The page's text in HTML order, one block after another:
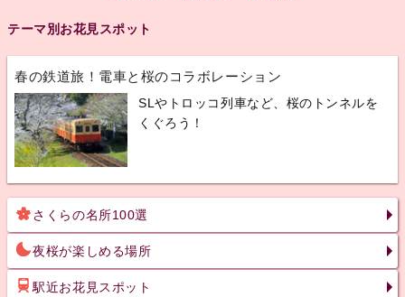
テーマ別お花見スポット
春の鉄道旅！電車と桜のコラボレーション
SLやトロッコ列車など、桜のトンネルを
くぐろう！
さくらの名所100選
夜桜が楽しめる場所
駅近お花見スポット